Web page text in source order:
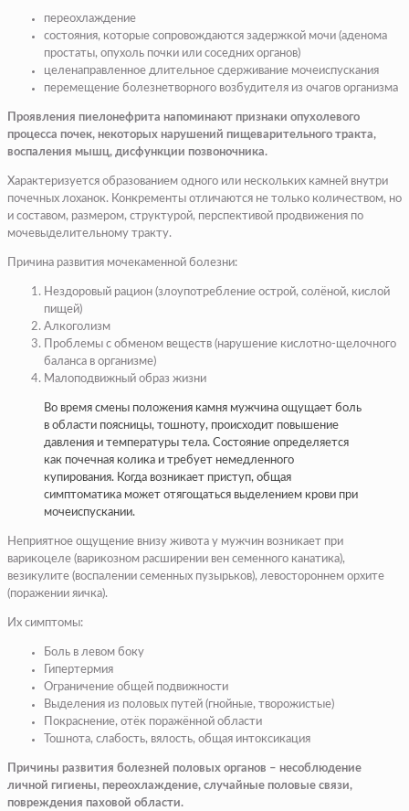
переохлаждение
состояния, которые сопровождаются задержкой мочи (аденома
простаты, опухоль почки или соседних органов)
целенаправленное длительное сдерживание мочеиспускания
перемещение болезнетворного возбудителя из очагов организма
Проявления пиелонефрита напоминают признаки опухолевого
процесса почек, некоторых нарушений пищеварительного тракта,
воспаления мышц, дисфункции позвоночника.
Характеризуется образованием одного или нескольких камней внутри
почечных лоханок. Конкременты отличаются не только количеством, но
и составом, размером, структурой, перспективой продвижения по
мочевыделительному тракту.
Причина развития мочекаменной болезни:
Нездоровый рацион (злоупотребление острой, солёной, кислой
пищей)
Алкоголизм
Проблемы с обменом веществ (нарушение кислотно-щелочного
баланса в организме)
Малоподвижный образ жизни
Во время смены положения камня мужчина ощущает боль
в области поясницы, тошноту, происходит повышение
давления и температуры тела. Состояние определяется
как почечная колика и требует немедленного
купирования. Когда возникает приступ, общая
симптоматика может отягощаться выделением крови при
мочеиспускании.
Неприятное ощущение внизу живота у мужчин возникает при
варикоцеле (варикозном расширении вен семенного канатика),
везикулите (воспалении семенных пузырьков), левостороннем орхите
(поражении яичка).
Их симптомы:
Боль в левом боку
Гипертермия
Ограничение общей подвижности
Выделения из половых путей (гнойные, творожистые)
Покраснение, отёк поражённой области
Тошнота, слабость, вялость, общая интоксикация
Причины развития болезней половых органов – несоблюдение
личной гигиены, переохлаждение, случайные половые связи,
повреждения паховой области.